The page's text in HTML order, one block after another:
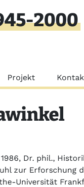
2000
Meta-Menü
Projekt
Dr. phil.,
zur Erforschung
Universität